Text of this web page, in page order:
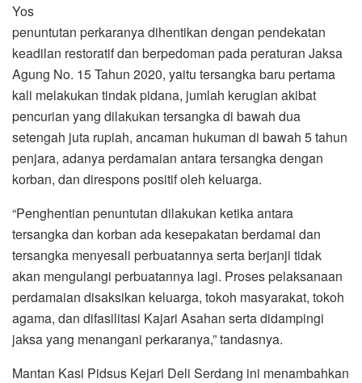
Yos
penuntutan perkaranya dihentikan dengan pendekatan
keadilan restoratif dan berpedoman pada peraturan Jaksa
Agung No. 15 Tahun 2020, yaitu tersangka baru pertama
kali melakukan tindak pidana, jumlah kerugian akibat
pencurian yang dilakukan tersangka di bawah dua
setengah juta rupiah, ancaman hukuman di bawah 5 tahun
penjara, adanya perdamaian antara tersangka dengan
korban, dan direspons positif oleh keluarga.
“Penghentian penuntutan dilakukan ketika antara
tersangka dan korban ada kesepakatan berdamai dan
tersangka menyesali perbuatannya serta berjanji tidak
akan mengulangi perbuatannya lagi. Proses pelaksanaan
perdamaian disaksikan keluarga, tokoh masyarakat, tokoh
agama, dan difasilitasi Kajari Asahan serta didampingi
jaksa yang menangani perkaranya,” tandasnya.
Mantan Kasi Pidsus Kejari Deli Serdang ini menambahkan